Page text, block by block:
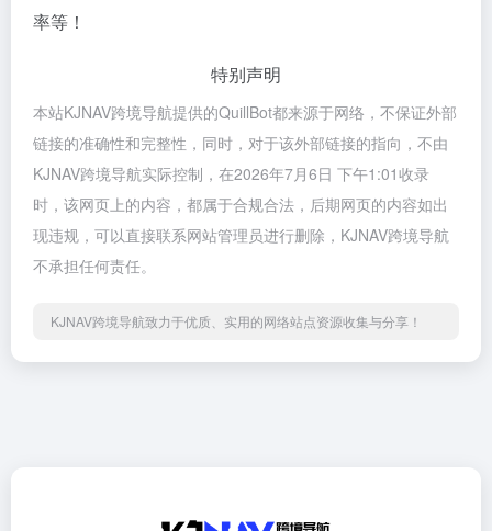
率等！
特别声明
本站KJNAV跨境导航提供的QuillBot都来源于网络，不保证外部
链接的准确性和完整性，同时，对于该外部链接的指向，不由
KJNAV跨境导航实际控制，在2026年7月6日 下午1:01收录
时，该网页上的内容，都属于合规合法，后期网页的内容如出
现违规，可以直接联系网站管理员进行删除，KJNAV跨境导航
不承担任何责任。
KJNAV跨境导航致力于优质、实用的网络站点资源收集与分享！